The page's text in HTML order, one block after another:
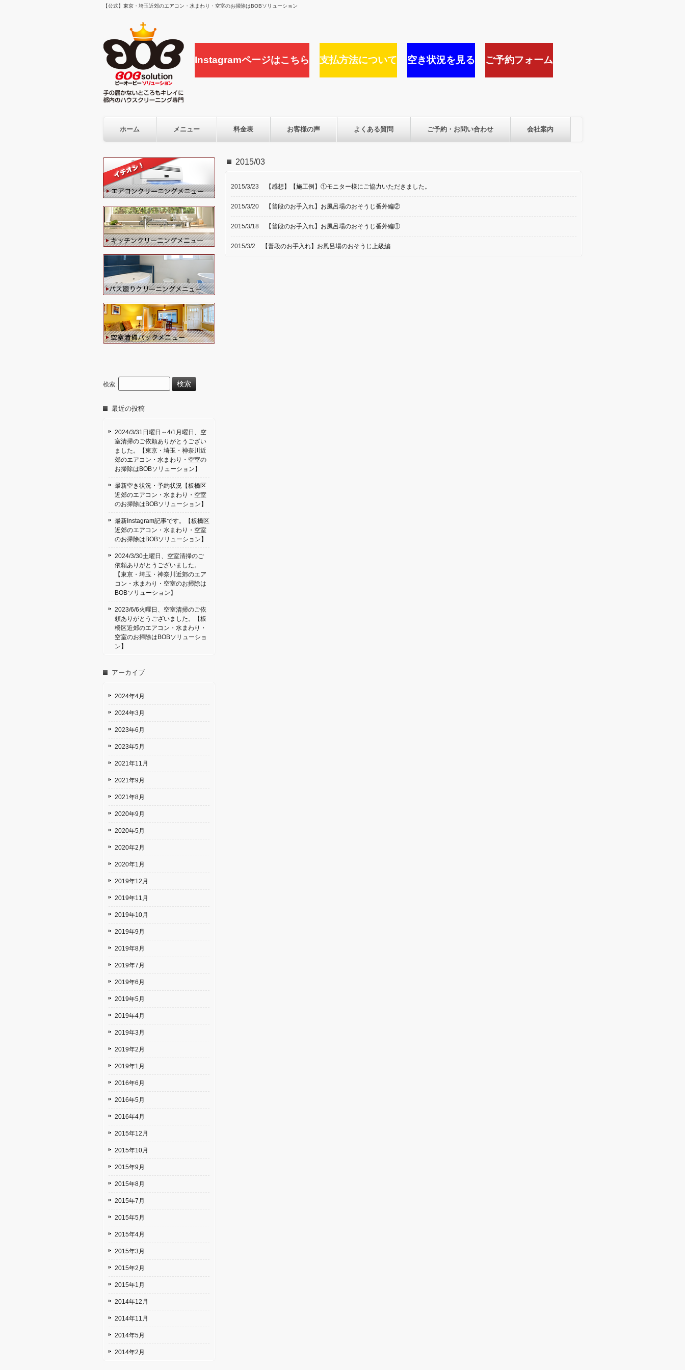
【公式】東京・埼玉近郊のエアコン・水まわり・空室のお掃除はBOBソリューション
ご予約フォーム
空き状況を見る
支払方法について
Instagramページはこちら
ホーム メニュー 料金表 お客様の声 よくある質問 ご予約・お問い合わせ 会社案内
2015/03
2015/3/23 【感想】【施工例】①モニター様にご協力いただきました。
2015/3/20 【普段のお手入れ】お風呂場のおそうじ番外編②
2015/3/18 【普段のお手入れ】お風呂場のおそうじ番外編①
2015/3/2 【普段のお手入れ】お風呂場のおそうじ上級編
検索:
最近の投稿
2024/3/31日曜日～4/1月曜日、空
室清掃のご依頼ありがとうござい
ました。【東京・埼玉・神奈川近
郊のエアコン・水まわり・空室の
お掃除はBOBソリューション】
最新空き状況・予約状況【板橋区
近郊のエアコン・水まわり・空室
のお掃除はBOBソリューション】
最新Instagram記事です。【板橋区
近郊のエアコン・水まわり・空室
のお掃除はBOBソリューション】
2024/3/30土曜日、空室清掃のご
依頼ありがとうございました。
【東京・埼玉・神奈川近郊のエア
コン・水まわり・空室のお掃除は
BOBソリューション】
2023/6/6火曜日、空室清掃のご依
頼ありがとうございました。【板
橋区近郊のエアコン・水まわり・
空室のお掃除はBOBソリューショ
ン】
アーカイブ
2024年4月
2024年3月
2023年6月
2023年5月
2021年11月
2021年9月
2021年8月
2020年9月
2020年5月
2020年2月
2020年1月
2019年12月
2019年11月
2019年10月
2019年9月
2019年8月
2019年7月
2019年6月
2019年5月
2019年4月
2019年3月
2019年2月
2019年1月
2016年6月
2016年5月
2016年4月
2015年12月
2015年10月
2015年9月
2015年8月
2015年7月
2015年5月
2015年4月
2015年3月
2015年2月
2015年1月
2014年12月
2014年11月
2014年5月
2014年2月